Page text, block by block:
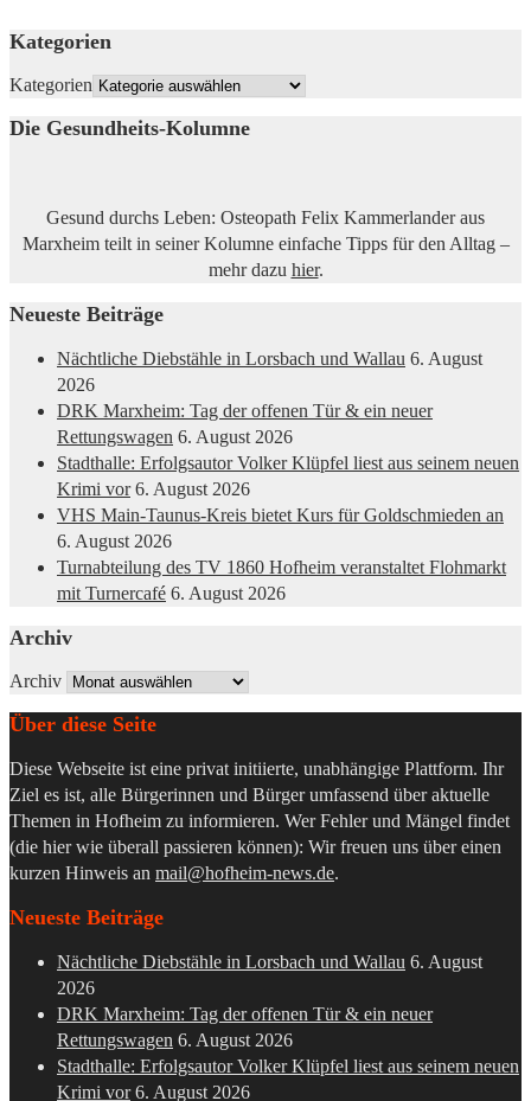
Kategorien
Kategorien
Die Gesundheits-Kolumne
Gesund durchs Leben: Osteopath Felix Kammerlander aus
Marxheim teilt in seiner Kolumne einfache Tipps für den Alltag –
mehr dazu hier.
Neueste Beiträge
Nächtliche Diebstähle in Lorsbach und Wallau 6. August
2026
DRK Marxheim: Tag der offenen Tür & ein neuer
Rettungswagen 6. August 2026
Stadthalle: Erfolgsautor Volker Klüpfel liest aus seinem neuen
Krimi vor 6. August 2026
VHS Main-Taunus-Kreis bietet Kurs für Goldschmieden an
6. August 2026
Turnabteilung des TV 1860 Hofheim veranstaltet Flohmarkt
mit Turnercafé 6. August 2026
Archiv
Archiv
Über diese Seite
Diese Webseite ist eine privat initiierte, unabhängige Plattform. Ihr
Ziel es ist, alle Bürgerinnen und Bürger umfassend über aktuelle
Themen in Hofheim zu informieren. Wer Fehler und Mängel findet
(die hier wie überall passieren können): Wir freuen uns über einen
kurzen Hinweis an mail@hofheim-news.de.
Neueste Beiträge
Nächtliche Diebstähle in Lorsbach und Wallau 6. August
2026
DRK Marxheim: Tag der offenen Tür & ein neuer
Rettungswagen 6. August 2026
Stadthalle: Erfolgsautor Volker Klüpfel liest aus seinem neuen
Krimi vor 6. August 2026